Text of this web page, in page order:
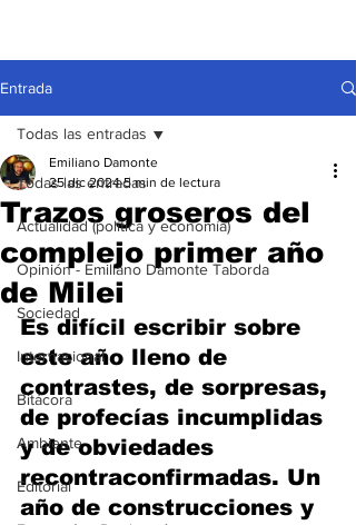
Entrada
Todas las entradas
Actualidad (política y economía)
Opinión - Emiliano Damonte Taborda
Sociedad
Internacional
Bitácora
Ambiente
Editorial
Todas las entradas
Trazos groseros del
complejo primer año
de Milei
Emiliano Damonte
25 dic 2024 5 min de lectura
Es difícil escribir sobre
este año lleno de
contrastes, de sorpresas,
de profecías incumplidas
y de obviedades
recontraconfirmadas. Un
año de construcciones y